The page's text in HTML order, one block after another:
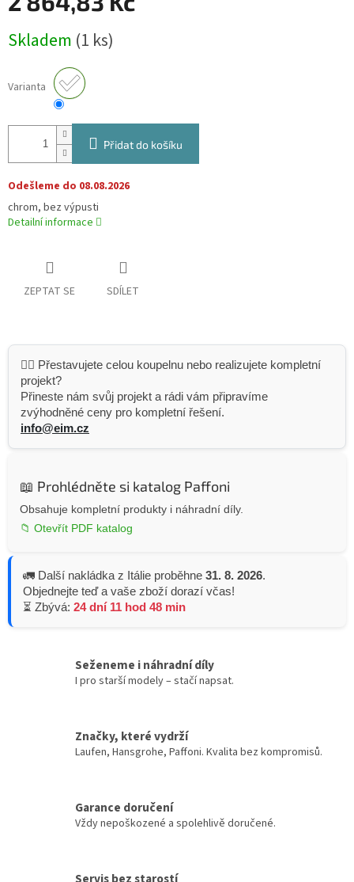
cena:
Skladem (1 ks)
Varianta
Přidat do košíku
Odešleme do 08.08.2026
chrom, bez výpusti
Detailní informace
ZEPTAT SE SDÍLET
👷‍♂️ Přestavujete celou koupelnu nebo realizujete kompletní
projekt?
Přineste nám svůj projekt a rádi vám připravíme
zvýhodněné ceny pro kompletní řešení.
info@eim.cz
📖 Prohlédněte si katalog Paffoni
Obsahuje kompletní produkty i náhradní díly.
📁 Otevřít PDF katalog
🚛 Další nakládka z Itálie proběhne 31. 8. 2026.
Objednejte teď a vaše zboží dorazí včas!
⏳ Zbývá: 24 dní 11 hod 48 min
Seženeme i náhradní díly
I pro starší modely – stačí napsat.
Značky, které vydrží
Laufen, Hansgrohe, Paffoni. Kvalita bez kompromisů.
Garance doručení
Vždy nepoškozené a spolehlivě doručené.